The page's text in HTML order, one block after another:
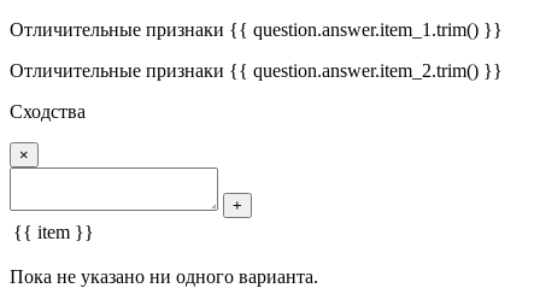
Отличительные признаки {{ question.answer.item_1.trim() }}
Отличительные признаки {{ question.answer.item_2.trim() }}
Сходства
×
+
{{ item }}
Пока не указано ни одного варианта.